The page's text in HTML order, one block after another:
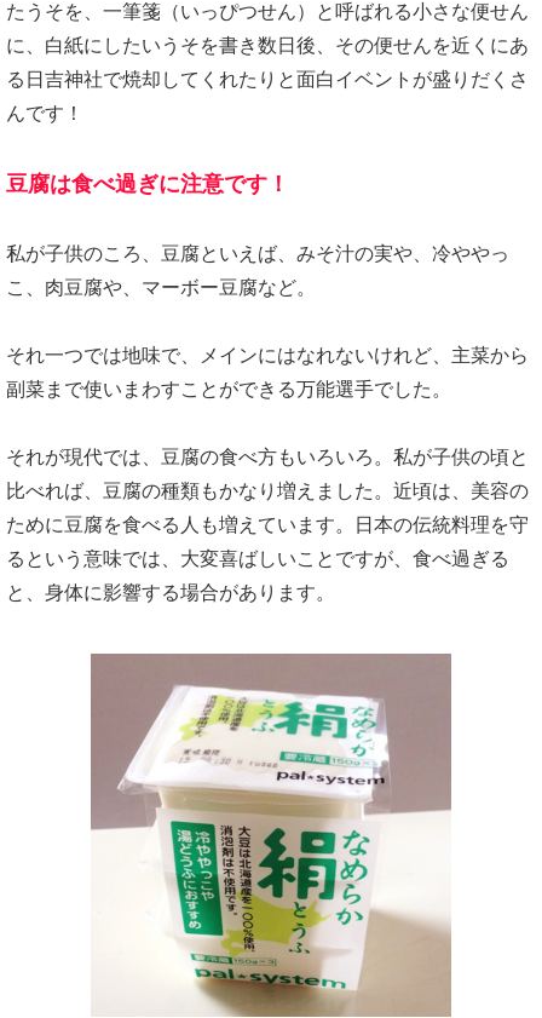
たうそを、一筆箋（いっぴつせん）と呼ばれる小さな便せん
に、白紙にしたいうそを書き数日後、その便せんを近くにあ
る日吉神社で焼却してくれたりと面白イベントが盛りだくさ
んです！
豆腐は食べ過ぎに注意です！
私が子供のころ、豆腐といえば、みそ汁の実や、冷ややっ
こ、肉豆腐や、マーボー豆腐など。
それ一つでは地味で、メインにはなれないけれど、主菜から
副菜まで使いまわすことができる万能選手でした。
それが現代では、豆腐の食べ方もいろいろ。私が子供の頃と
比べれば、豆腐の種類もかなり増えました。近頃は、美容の
ために豆腐を食べる人も増えています。日本の伝統料理を守
るという意味では、大変喜ばしいことですが、食べ過ぎる
と、身体に影響する場合があります。